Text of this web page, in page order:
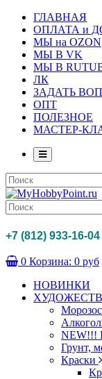
ГЛАВНАЯ
ОПЛАТА и
МЫ на OZON
МЫ В VK
МЫ В
ЛК
ЗАДАТЬ
ОПТ
ПОЛЕЗНОЕ
МАСТЕР-
+7 (812) 933-16-04
0 Корзина: 0 руб
НОВИНКИ
Грунт,
Краски